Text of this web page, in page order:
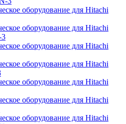
оборудование для Hitachi
оборудование для Hitachi
оборудование для Hitachi
оборудование для Hitachi
оборудование для Hitachi
оборудование для Hitachi
оборудование для Hitachi